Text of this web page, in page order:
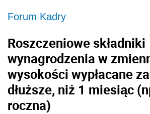
Forum Kadry
Roszczeniowe składniki
wynagrodzenia w
wysokości wypłacane
dłuższe, niż 1 miesiąc
roczna)